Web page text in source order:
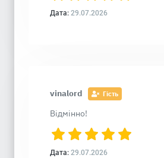
Дата: 29.07.2026
vinalord Гість
Відмінно!
Дата: 29.07.2026